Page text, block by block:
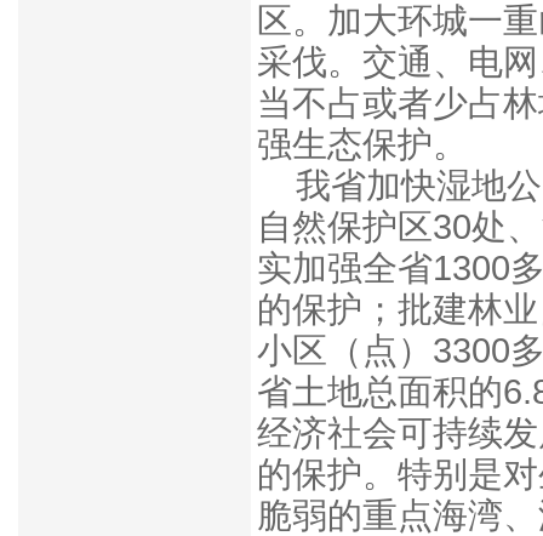
区。加大环城一
采伐。交通、电
当不占或者少占
强生态保护。
我省加快湿地
自然保护区30处
实加强全省1300
的保护；批建林
小区（点）3300
省土地总面积的
经济社会可持续
的保护。特别是
脆弱的重点海湾